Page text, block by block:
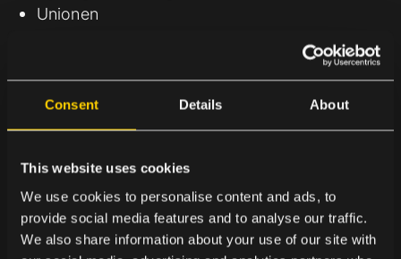
Consent Details About
This website uses cookies
We use cookies to personalise content and ads, to
provide social media features and to analyse our traffic.
We also share information about your use of our site with
Unionen
NOMINERADE I MEDIA OCH
I kategorin ”Media och evenemang” synliggörs
varumärken och aktörer som har skapat ökat